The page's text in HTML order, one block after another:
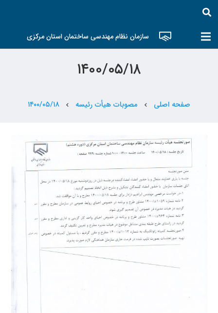
سازمان نظام مهندسی ساختمان استان مرکزی
۱۴۰۰/۰۵/۱۸
صفحه اصلی chevron_left مصوبات هیأت رئیسه chevron_left ۱۴۰۰/۰۵/۱۸